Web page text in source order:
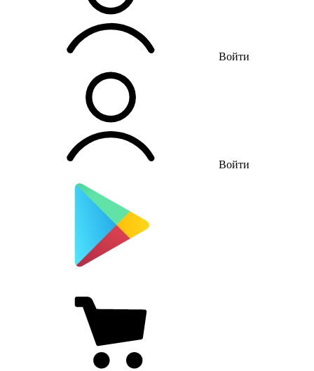
Войти
Войти